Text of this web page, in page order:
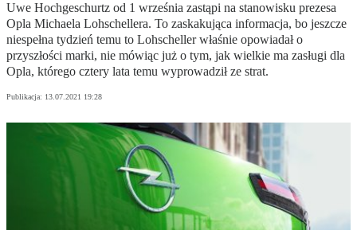
Uwe Hochgeschurtz od 1 września zastąpi na stanowisku prezesa
Opla Michaela Lohschellera. To zaskakująca informacja, bo jeszcze
niespełna tydzień temu to Lohscheller właśnie opowiadał o
przyszłości marki, nie mówiąc już o tym, jak wielkie ma zasługi dla
Opla, którego cztery lata temu wyprowadził ze strat.
Publikacja: 13.07.2021 19:28